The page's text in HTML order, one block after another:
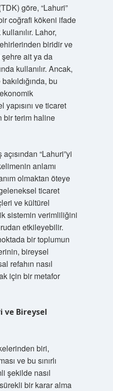
göre, “Lahuri”
coğrafi kökeni ifade
Lahor,
biridir ve
şehre ait ya da
kullanılır. Ancak,
bu
ve ticaret
bir terim haline
“Lahuri”yi
anlamı
olmaktan öteye
ticaret
ve kültürel
sistemin verimliliğini
etkileyebilir.
bir toplumun
bireysel
refahın nasıl
için bir metafor
ve Bireysel
biri,
ve bu sınırlı
şekilde nasıl
bir karar alma